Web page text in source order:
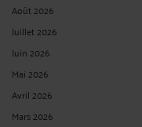
Août 2026
Juillet 2026
Juin 2026
Mai 2026
Avril 2026
Mars 2026